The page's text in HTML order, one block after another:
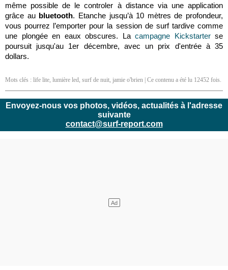
même possible de le controler à distance via une application
grâce au bluetooth. Etanche jusqu’à 10 mètres de profondeur,
vous pourrez l’emporter pour la session de surf tardive comme
une plongée en eaux obscures. La campagne Kickstarterse
poursuit jusqu'au 1er décembre, avec un prix d'entrée à 35
dollars.
Mots clés : life lite, lumière led, surf de nuit, jamie o'brien | Ce contenu a été lu 12452 fois.
Envoyez-nous vos photos, vidéos, actualités à l'adresse
suivante
contact@surf-report.com